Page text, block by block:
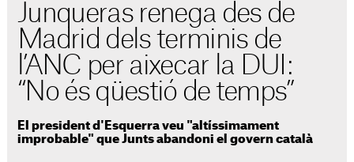
Junqueras renega des de
Madrid dels terminis de
l’ANC per aixecar la DUI:
“No és qüestió de temps”
El president d'Esquerra veu "altíssimament
improbable" que Junts abandoni el govern català